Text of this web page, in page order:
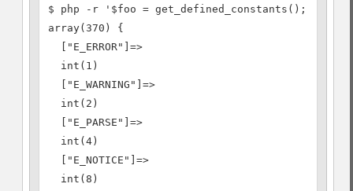
$ php -r '$foo = get_defined_constants();
array(370) {
  ["E_ERROR"]=>
  int(1)
  ["E_WARNING"]=>
  int(2)
  ["E_PARSE"]=>
  int(4)
  ["E_NOTICE"]=>
  int(8)